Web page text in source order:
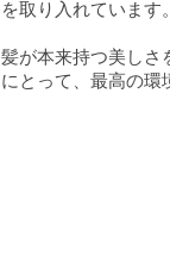
を取り入れています。
髪が本来持つ美しさ
にとって、最高の環